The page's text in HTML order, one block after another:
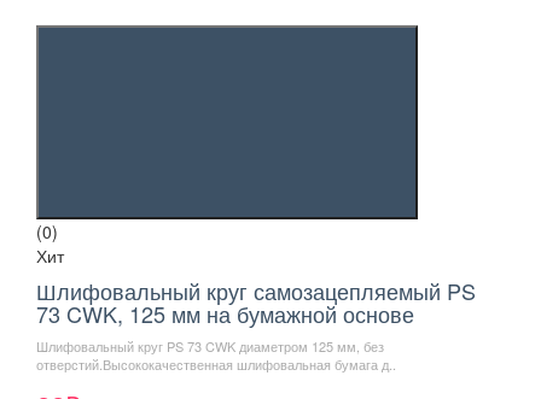
(0)
Хит
Шлифовальный круг самозацепляемый PS
73 CWK, 125 мм на бумажной основе
Шлифовальный круг PS 73 CWK диаметром 125 мм, без
отверстий.Высококачественная шлифовальная бумага д..